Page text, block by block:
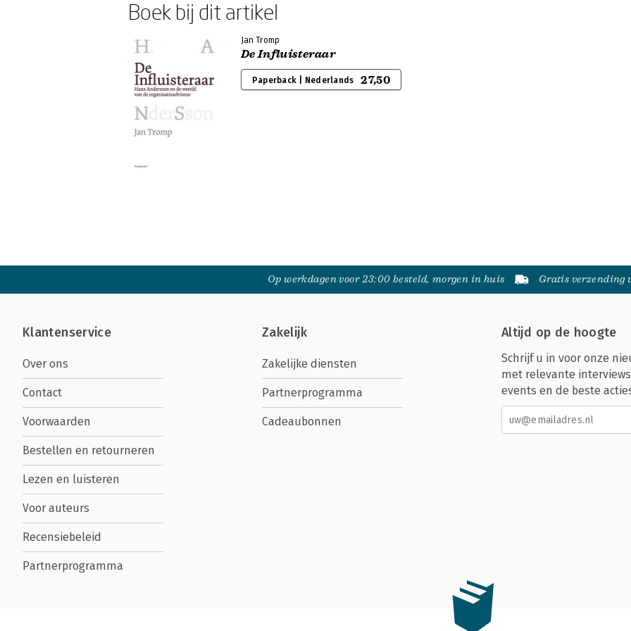
Boek bij dit artikel
Jan Tromp
De Influisteraar
Paperback | Nederlands 27,50
Op werkdagen voor 23:00 besteld, morgen in huis Gratis verzending
Klantenservice
Over ons
Contact
Voorwaarden
Bestellen en retourneren
Lezen en luisteren
Voor auteurs
Recensiebeleid
Partnerprogramma
Zakelijk
Zakelijke diensten
Partnerprogramma
Cadeaubonnen
Altijd op de hoogte
Schrijf u in voor onze
met relevante
events en de beste